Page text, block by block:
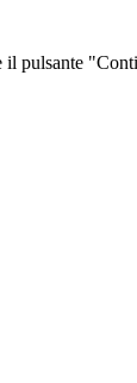
pulsante